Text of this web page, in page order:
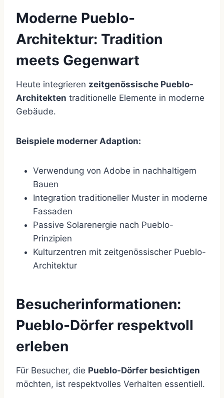
Moderne Pueblo-
Architektur: Tradition
meets Gegenwart
Heute integrieren zeitgenössische Pueblo-
Architekten traditionelle Elemente in moderne
Gebäude.
Beispiele moderner Adaption:
Verwendung von Adobe in nachhaltigem
Bauen
Integration traditioneller Muster in moderne
Fassaden
Passive Solarenergie nach Pueblo-
Prinzipien
Kulturzentren mit zeitgenössischer Pueblo-
Architektur
Besucherinformationen:
Pueblo-Dörfer respektvoll
erleben
Für Besucher, die Pueblo-Dörfer besichtigen
möchten, ist respektvolles Verhalten essentiell.